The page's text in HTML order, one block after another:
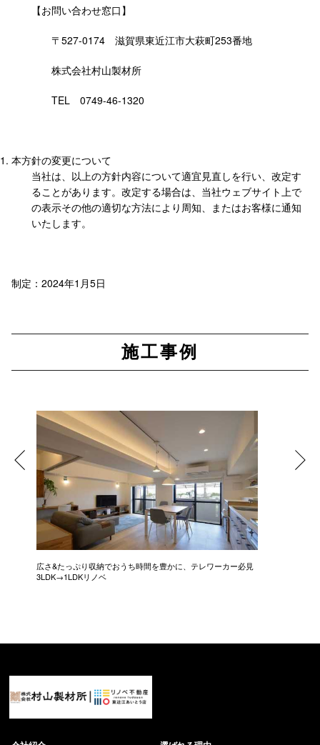
【お問い合わせ窓口】
〒527-0174 滋賀県東近江市大萩町253番地
株式会社村山製材所
TEL 0749-46-1320
本方針の変更について
当社は、以上の方針内容について適宜見直しを行い、改定す
ることがあります。改定する場合は、当社ウェブサイト上で
の表示その他の適切な方法により周知、またはお客様に通知
いたします。
制定：2024年1月5日
施工事例
広さ&たっぷり収納でおうち時間を豊かに、テレワーカー必見
3LDK→1LDKリノベ